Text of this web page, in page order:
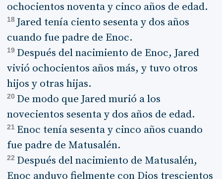
ochocientos noventa y cinco años de edad.
18 Jared tenía ciento sesenta y dos años
cuando fue padre de Enoc.
19 Después del nacimiento de Enoc, Jared
vivió ochocientos años más, y tuvo otros
hijos y otras hijas.
20 De modo que Jared murió a los
novecientos sesenta y dos años de edad.
21 Enoc tenía sesenta y cinco años cuando
fue padre de Matusalén.
22 Después del nacimiento de Matusalén,
Enoc anduvo fielmente con Dios trescientos